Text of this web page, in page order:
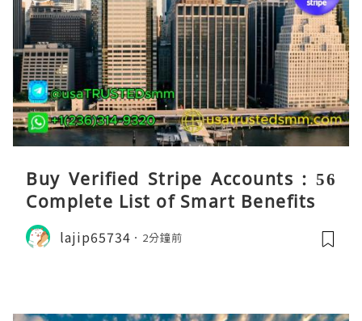
Buy Verified Stripe Accounts : 56
Complete List of Smart Benefits
lajip65734 2分鐘前